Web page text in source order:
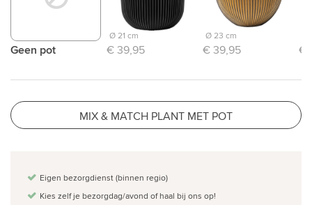
Geen pot € 39,95
Ø 21 cm
€ 39,95
Ø 23 cm
€
MIX & MATCH PLANT MET POT
Eigen bezorgdienst (binnen regio)
Kies zelf je bezorgdag/avond of haal bij ons op!